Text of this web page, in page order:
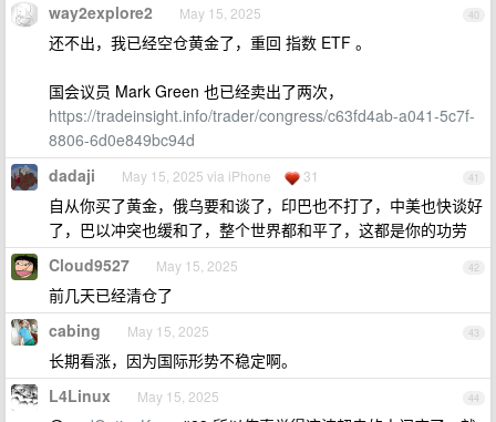
40
way2explore2 May 15, 2025
还不出，我已经空仓黄金了，重回 指数 ETF 。
国会议员 Mark Green 也已经卖出了两次，
https://tradeinsight.info/trader/congress/c63fd4ab-a041-5c7f-
8806-6d0e849bc94d
41
dadaji May 15, 2025 via iPhone 31
自从你买了黄金，俄乌要和谈了，印巴也不打了，中美也快谈好
了，巴以冲突也缓和了，整个世界都和平了，这都是你的功劳
42
Cloud9527 May 15, 2025
前几天已经清仓了
43
cabing May 15, 2025
长期看涨，因为国际形势不稳定啊。
44
L4Linux May 15, 2025